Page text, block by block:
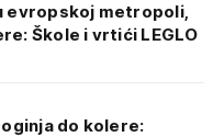
evropskoj metropoli,
Škole i vrtići LEGLO
do kolere: